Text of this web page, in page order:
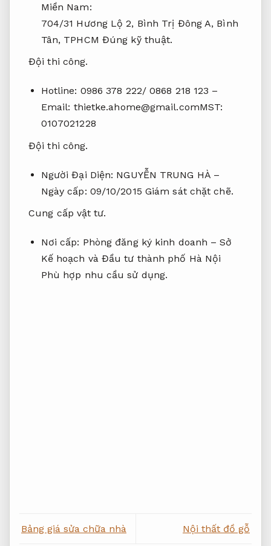
Miền Nam:
704/31 Hương Lộ 2, Bình Trị Đông A, Bình
Tân, TPHCM Đúng kỹ thuật.
Đội thi công.
Hotline: 0986 378 222/ 0868 218 123 –
Email: thietke.ahome@gmail.comMST:
0107021228
Đội thi công.
Người Đại Diện: NGUYỄN TRUNG HÀ –
Ngày cấp: 09/10/2015 Giám sát chặt chẽ.
Cung cấp vật tư.
Nơi cấp: Phòng đăng ký kinh doanh – Sở
Kế hoạch và Đầu tư thành phố Hà Nội
Phù hợp nhu cầu sử dụng.
Bảng giá sửa chữa nhà Nội thất đồ gỗ